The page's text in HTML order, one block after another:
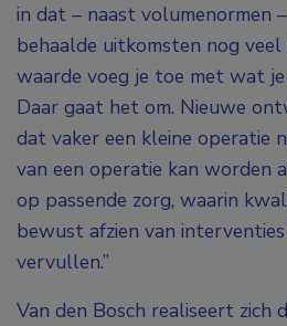
in dat – naast volumenormen
behaalde uitkomsten nog
waarde voeg je toe met wat
Daar gaat het om. Nieuwe
dat vaker een kleine operatie
van een operatie kan worden
op passende zorg, waarin
bewust afzien van
vervullen.”
Van den Bosch realiseert zich